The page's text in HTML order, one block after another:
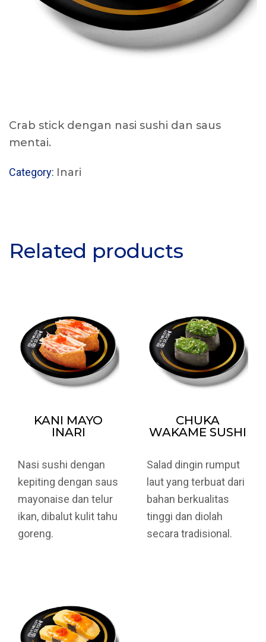
Crab stick dengan nasi sushi dan saus
mentai.
Category: Inari
Related products
KANI MAYO
INARI
Nasi sushi dengan
kepiting dengan saus
mayonaise dan telur
ikan, dibalut kulit tahu
goreng.
CHUKA
WAKAME SUSHI
Salad dingin rumput
laut yang terbuat dari
bahan berkualitas
tinggi dan diolah
secara tradisional.